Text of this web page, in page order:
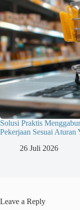
Solusi Praktis
Pekerjaan Sesuai Aturan
26 Juli 2026
Leave a Reply